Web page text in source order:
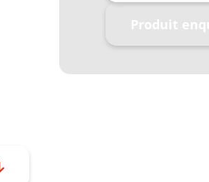
Produit